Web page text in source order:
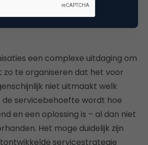
kiezen ze een servicekanaal,
in combinatie met andere
een complexe uitdaging om
te organiseren dat het voor
niet uitmaakt welk
de servicebehoefte wordt hoe
en een oplossing is – al dan niet
Het moge duidelijk zijn
servicestrategie